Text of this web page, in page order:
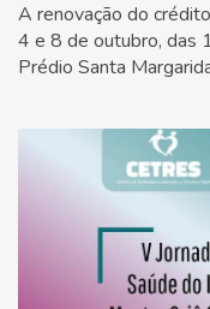
A renovação do
4 e 8 de outubro, das
Prédio Santa